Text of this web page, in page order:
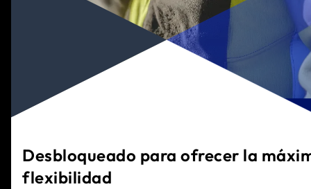
Desbloqueado para ofrecer la
flexibilidad